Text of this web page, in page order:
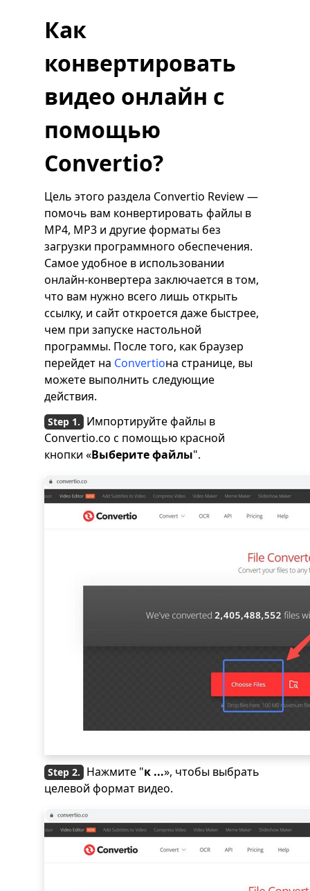
Как
конвертировать
видео онлайн с
помощью
Convertio?
Цель этого раздела Convertio Review —
помочь вам конвертировать файлы в
MP4, MP3 и другие форматы без
загрузки программного обеспечения.
Самое удобное в использовании
онлайн-конвертера заключается в том,
что вам нужно всего лишь открыть
ссылку, и сайт откроется даже быстрее,
чем при запуске настольной
программы. После того, как браузер
перейдет на Convertioна странице, вы
можете выполнить следующие
действия.
Импортируйте файлы в
Convertio.co с помощью красной
кнопки «Выберите файлы".
Нажмите "к ...», чтобы выбрать
целевой формат видео.